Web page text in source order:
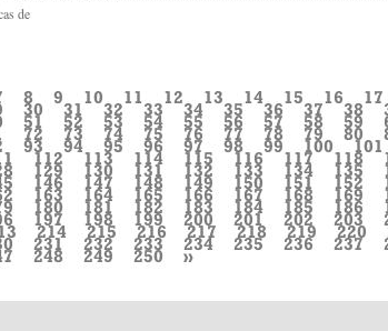
de
8 9 10 11 12 13 14 15 16 17
30 31 32 33 34 35 36 37 38
51 52 53 54 55 56 57 58 59
72 73 74 75 76 77 78 79 80
93 94 95 96 97 98 99 100 101
112 113 114 115 116 117 118
129 130 131 132 133 134 135
146 147 148 149 150 151 152
163 164 165 166 167 168 169
180 181 182 183 184 185 186
197 198 199 200 201 202 203
214 215 216 217 218 219 220
231 232 233 234 235 236 237
248 249 250 »